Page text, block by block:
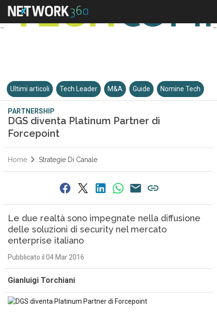
Ultimi articoli Tech Leader M&A Guide Nomine Tech
PARTNERSHIP
DGS diventa Platinum Partner di
Forcepoint
Home Strategie Di Canale
Le due realtà sono impegnate nella diffusione
delle soluzioni di security nel mercato
enterprise italiano
Pubblicato il 04 Mar 2016
Gianluigi Torchiani